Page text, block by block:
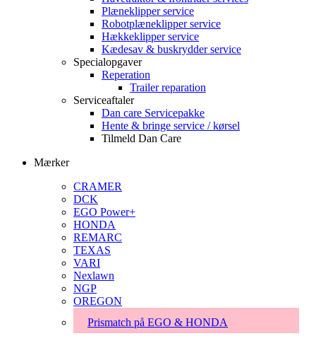
Plæneklipper service
Robotplæneklipper service
Hækkeklipper service
Kædesav & buskrydder service
Specialopgaver
Reperation
Trailer reparation
Serviceaftaler
Dan care Servicepakke
Hente & bringe service / kørsel
Tilmeld Dan Care
Mærker
CRAMER
DCK
EGO Power+
HONDA
REMARC
TEXAS
VARI
Nexlawn
NGP
OREGON
Prismatch på EGO & HONDA